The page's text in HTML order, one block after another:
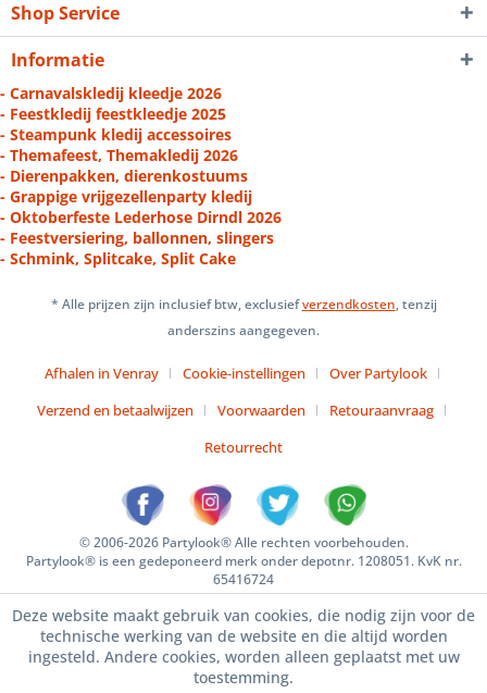
Shop Service
Informatie
- Carnavalskledij kleedje 2026
- Feestkledij feestkleedje 2025
- Steampunk kledij accessoires
- Themafeest, Themakledij 2026
- Dierenpakken, dierenkostuums
- Grappige vrijgezellenparty kledij
- Oktoberfeste Lederhose Dirndl 2026
- Feestversiering, ballonnen, slingers
- Schmink, Splitcake, Split Cake
* Alle prijzen zijn inclusief btw, exclusiefverzendkosten, tenzij
anderszins aangegeven.
Afhalen in Venray Cookie-instellingen
Over Partylook
Verzend en betaalwijzen
Voorwaarden
Retouraanvraag
Retourrecht
© 2006-2026 Partylook® Alle rechten voorbehouden.
Partylook® is een gedeponeerd merk onder depotnr. 1208051. KvK nr.
65416724
Deze website maakt gebruik van cookies, die nodig zijn voor de
technische werking van de website en die altijd worden
ingesteld. Andere cookies, worden alleen geplaatst met uw
toestemming.